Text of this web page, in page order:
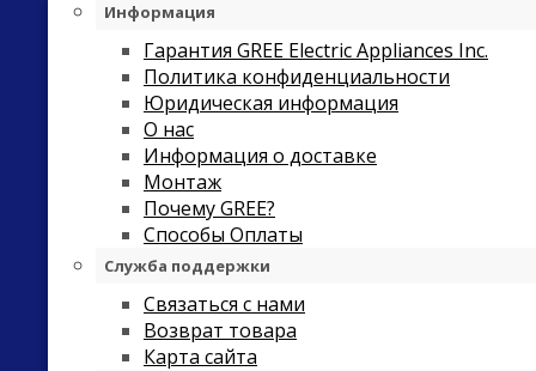
Информация
Гарантия GREE Electric Appliances Inc.
Политика конфиденциальности
Юридическая информация
О нас
Информация о доставке
Монтаж
Почему GREE?
Способы Оплаты
Служба поддержки
Связаться с нами
Возврат товара
Карта сайта